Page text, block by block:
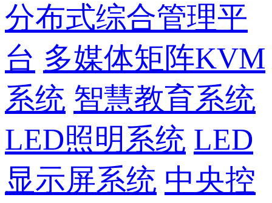
分布式综合管理平
台 多媒体矩阵KVM
系统 智慧教育系统
LED照明系统 LED
显示屏系统 中央控